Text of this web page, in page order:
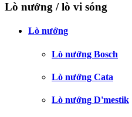
Lò nướng / lò vi sóng
Lò nướng
Lò nướng Bosch
Lò nướng Cata
Lò nướng D'mestik